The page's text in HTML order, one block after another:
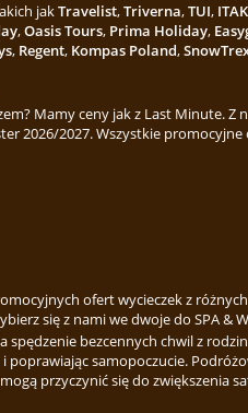
jakTravelist,Triverna,TUI,
,Oasis Tours, Prima Holiday,
, Regent, Kompas Poland,
Mamy ceny jak z Last Minute.
2026/2027. Wszystkie
ofert wycieczek z
się z nami we dwoje do SPA
bezcennych chwil z
samopoczucie.
przyczynić się do zwiększenia